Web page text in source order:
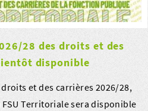
28 des droits et des
disponible
droits et des carrières 2026/28,
Territoriale sera disponible